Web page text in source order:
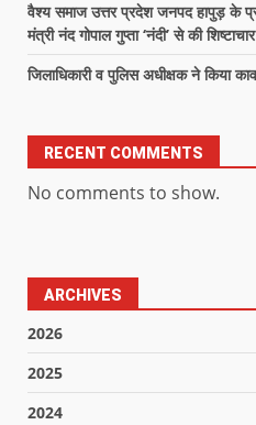
वैश्य समाज उत्तर प्रदेश जनपद हापुड़ के
मंत्री नंद गोपाल गुप्ता ‘नंदी’ से की
जिलाधिकारी व पुलिस अधीक्षक ने किया
RECENT COMMENTS
No comments to show.
ARCHIVES
2026
2025
2024